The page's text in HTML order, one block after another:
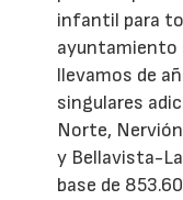
infantil para
ayuntamiento
llevamos de
singulares
Norte,
y Bellavista-
base de